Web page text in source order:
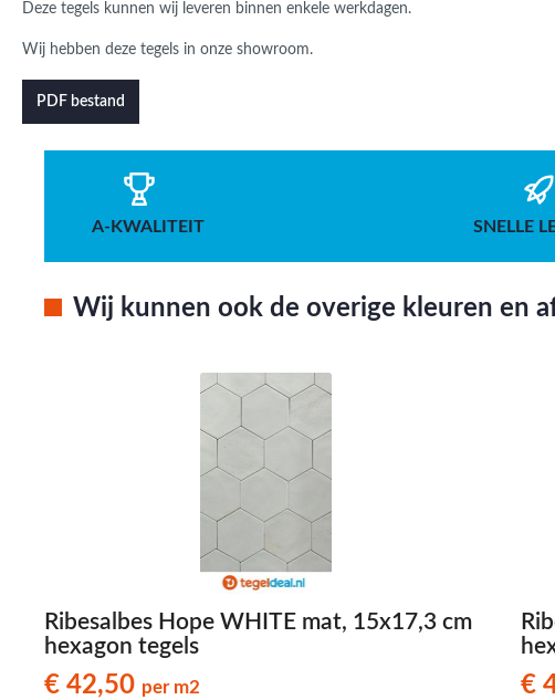
Deze tegels kunnen wij leveren binnen enkele werkdagen.
Wij hebben deze tegels in onze showroom.
PDF bestand
A-KWALITEIT SNELLE
Wij kunnen ook de overige kleuren en
Ribesalbes Hope WHITE mat, 15x17,3 cm
hexagon tegels
€ 42,50 per m2 €